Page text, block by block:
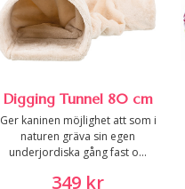
Digging Tunnel 80 cm
Ger kaninen möjlighet att som i
naturen gräva sin egen
underjordiska gång fast o...
349 kr